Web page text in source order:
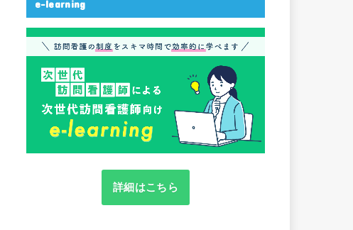
e-learning
詳細はこちら